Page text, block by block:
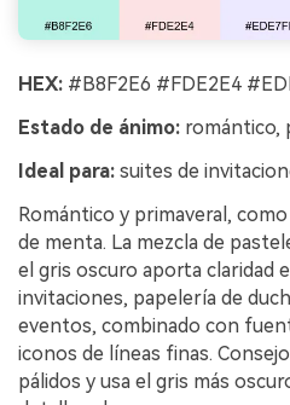
HEX: #B8F2E6 #FDE2E4
Estado de ánimo: romántico,
Ideal para: suites de
Romántico y primaveral,
de menta. La mezcla de
el gris oscuro aporta claridad
invitaciones, papelería de
eventos, combinado con
iconos de líneas finas.
pálidos y usa el gris más